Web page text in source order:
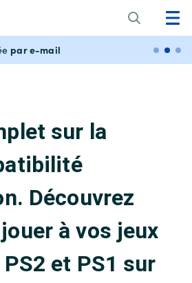
par e-mail
sur la
Découvrez
à vos jeux
PS2 et PS1 sur